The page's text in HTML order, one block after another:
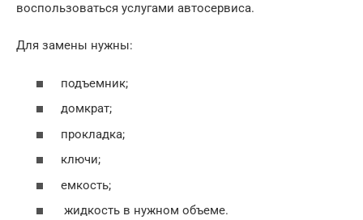
воспользоваться услугами автосервиса.
Для замены нужны:
подъемник;
домкрат;
прокладка;
ключи;
емкость;
жидкость в нужном объеме.